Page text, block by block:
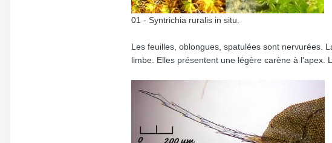
01 - Syntrichia ruralis in situ.
Les feuilles, oblongues, spatulées sont nervurées.
limbe. Elles présentent une légère carène à l'apex.